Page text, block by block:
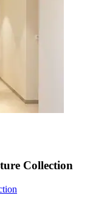
Collection